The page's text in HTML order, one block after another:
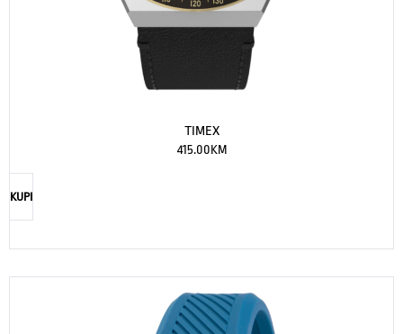
TIMEX
415.00KM
KUPI